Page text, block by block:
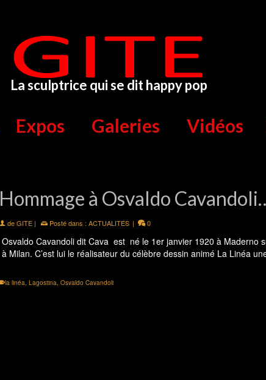
La sculptrice qui se dit happy pop
Expos Galeries Vidéos
Hommage à Osvaldo
deGITE | Posté dans :ACTUALITES | 0
Osvaldo Cavandoli dit Cava est né le 1er janvier 1920 à Maderno
à Milan. C’est lui le réalisateur du célèbre dessin animé La Linéa
la linéa,Lagostina,Osvaldo Cavandoli